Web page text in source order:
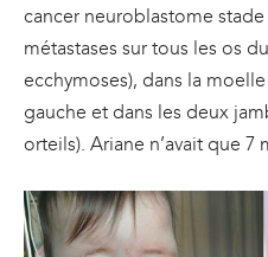
cancer neuroblastome stade
métastases sur tous les os
ecchymoses), dans la
gauche et dans les deux
orteils). Ariane n’avait que 7